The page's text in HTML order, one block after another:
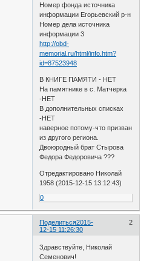
Номер фонда источника
информации Егорьевский р-н
Номер дела источника
информации 3
http://obd-
memorial.ru/html/info.htm?
id=87523948
В КНИГЕ ПАМЯТИ - НЕТ
На памятнике в с. Матчерка
-НЕТ
В дополнительных списках
-НЕТ
наверное потому-что призван
из другого региона.
Двоюродный брат Стырова
Федора Федоровича ???
Отредактировано Николай
1958 (2015-12-15 13:12:43)
0
Поделиться 2
2015-
12-15 11:26:30
Здравствуйте, Николай
Семенович!